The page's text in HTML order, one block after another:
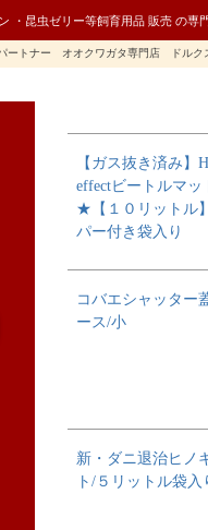
・昆虫ゼリー等飼育用品 販売 の専
ートナー オオクワガタ専門店 ドルク
【ガス抜き済み】
effectビートルマッ
★【１０リットル
パー付き袋入り
コバエシャッター
ース/小
新・ダニ退治ヒノ
ト/５リットル袋入